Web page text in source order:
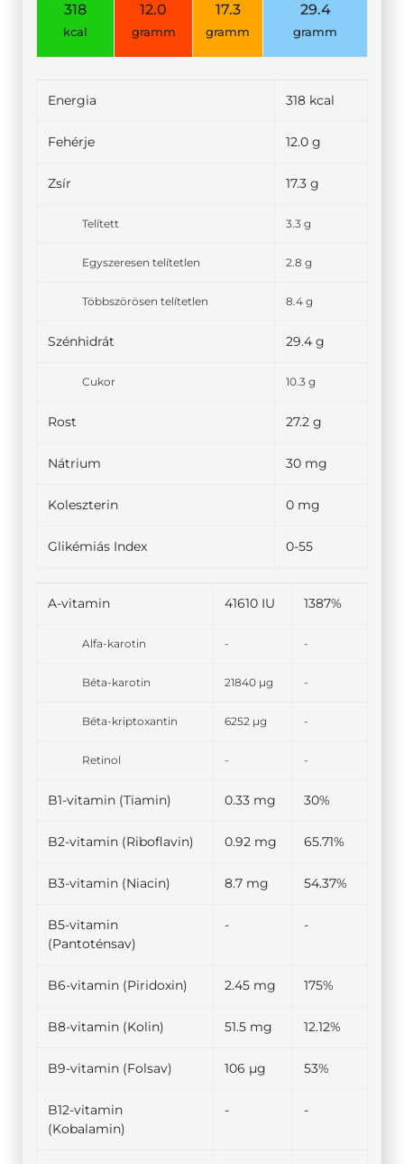
318
kcal
12.0
gramm
17.3
gramm
29.4
gramm
Energia 318 kcal
Fehérje 12.0 g
Zsír 17.3 g
Telített 3.3 g
Egyszeresen telítetlen 2.8 g
Többszörösen telítetlen 8.4 g
Szénhidrát 29.4 g
Cukor 10.3 g
Rost 27.2 g
Nátrium 30 mg
Koleszterin 0 mg
Glikémiás Index 0-55
A-vitamin 41610 IU 1387%
Alfa-karotin - -
Béta-karotin 21840 µg -
Béta-kriptoxantin 6252 µg -
Retinol - -
B1-vitamin (Tiamin) 0.33 mg 30%
B2-vitamin (Riboflavin) 0.92 mg 65.71%
B3-vitamin (Niacin) 8.7 mg 54.37%
B5-vitamin
(Pantoténsav)
- -
B6-vitamin (Piridoxin) 2.45 mg 175%
B8-vitamin (Kolin) 51.5 mg 12.12%
B9-vitamin (Folsav) 106 µg 53%
B12-vitamin
(Kobalamin)
- -